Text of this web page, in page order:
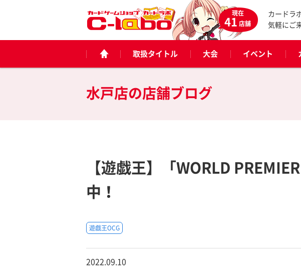
現在
41店舗
カードラ
気軽にご
取扱タイトル 大会 イベント
水戸店の店舗ブログ
【遊戯王】「WORLD
中！
遊戯王OCG
2022.09.10